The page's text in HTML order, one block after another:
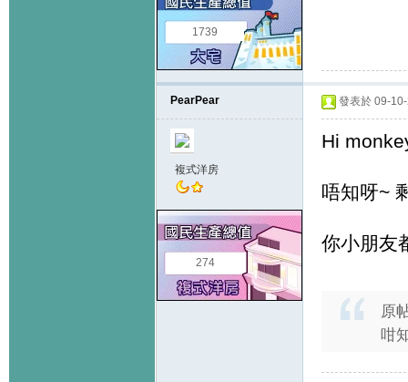
1739
PearPear
複式洋房
274
發表於 09-
Hi
唔知呀~
你小朋友
原
咁